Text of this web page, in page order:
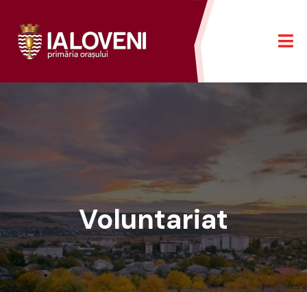
Voluntariat